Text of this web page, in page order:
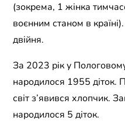
(зокрема, 1 жінка
воєнним станом в
двійня.
За 2023 рік у Пологовому
народилося 1955 діток.
світ з’явився хлопчик.
народилося 5 діток.